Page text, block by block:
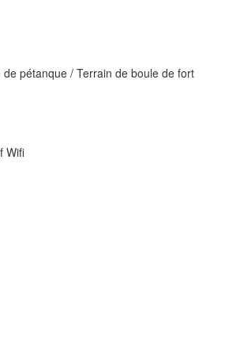
pétanque / Terrain de boule de fort
Wifi